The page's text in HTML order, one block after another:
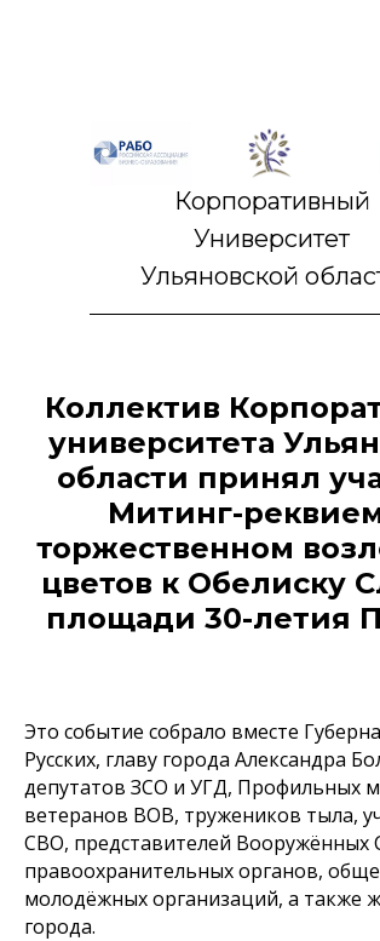
Корпоративный
Университет
Ульяновской
Коллектив
университета
области принял
Митинг-
торжественном
цветов к Обелиску
площади 30-летия
Это событие собрало вместе
Русских, главу города Александра
депутатов ЗСО и УГД, Профильных
ветеранов ВОВ, тружеников тыла,
СВО, представителей Вооружённых
правоохранительных органов,
молодёжных организаций, а также
города.